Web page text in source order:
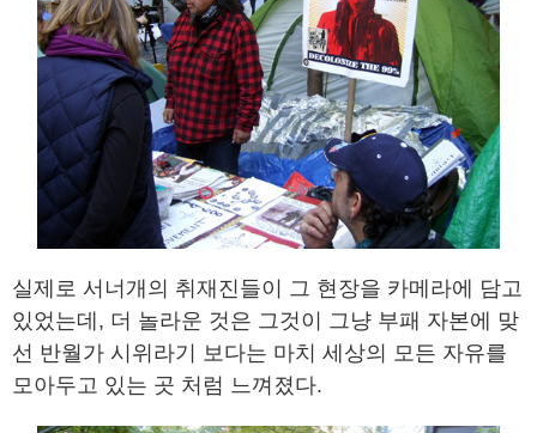
실제로 서너개의 취재진들이 그 현장을 카메라에 담고
있었는데, 더 놀라운 것은 그것이 그냥 부패 자본에 맞
선 반월가 시위라기 보다는 마치 세상의 모든 자유를
모아두고 있는 곳 처럼 느껴졌다.